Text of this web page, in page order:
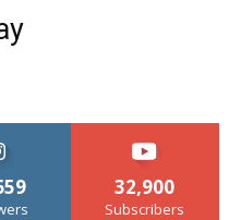
32,900
Subscribers